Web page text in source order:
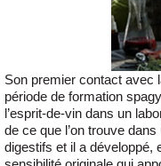
Son premier contact avec
période de formation
l’esprit-de-vin dans un
de ce que l’on trouve
digestifs et il a développé,